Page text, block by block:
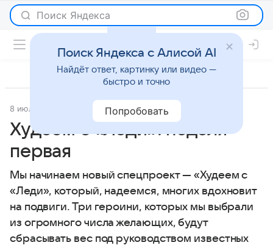
Поиск Яндекса
8 июля 2013
Худеем с «Леди»: неделя
первая
Мы начинаем новый спецпроект — «Худеем с
«Леди», который, надеемся, многих вдохновит
на подвиги. Три героини, которых мы выбрали
из огромного числа желающих, будут
сбрасывать вес под руководством известных
Поиск Яндекса с Алисой AI
Найдёт ответ, картинку или видео —
быстро и точно
Попробовать